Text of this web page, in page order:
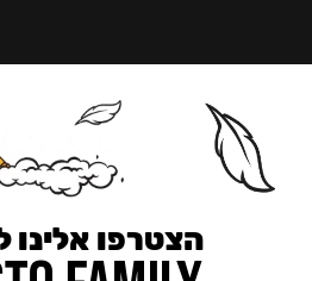
הצטרפו אלינו